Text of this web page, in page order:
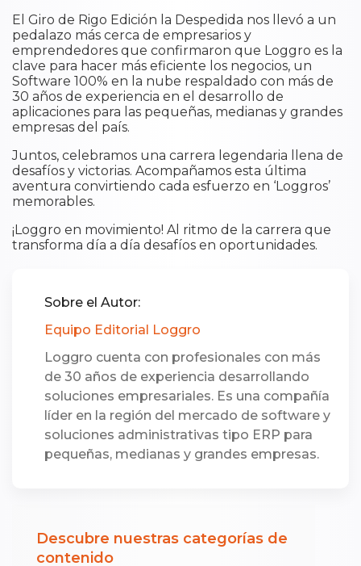
El Giro de Rigo Edición la Despedida nos llevó a un
pedalazo más cerca de empresarios y
emprendedores que confirmaron que Loggro es la
clave para hacer más eficiente los negocios, un
Software 100% en la nube respaldado con más de
30 años de experiencia en el desarrollo de
aplicaciones para las pequeñas, medianas y grandes
empresas del país.
Juntos, celebramos una carrera legendaria llena de
desafíos y victorias. Acompañamos esta última
aventura convirtiendo cada esfuerzo en ‘Loggros’
memorables.
¡Loggro en movimiento! Al ritmo de la carrera que
transforma día a día desafíos en oportunidades.
Sobre el Autor:
Equipo Editorial Loggro
Loggro cuenta con profesionales con más
de 30 años de experiencia desarrollando
soluciones empresariales. Es una compañía
líder en la región del mercado de software y
soluciones administrativas tipo ERP para
pequeñas, medianas y grandes empresas.
Descubre nuestras categorías de
contenido